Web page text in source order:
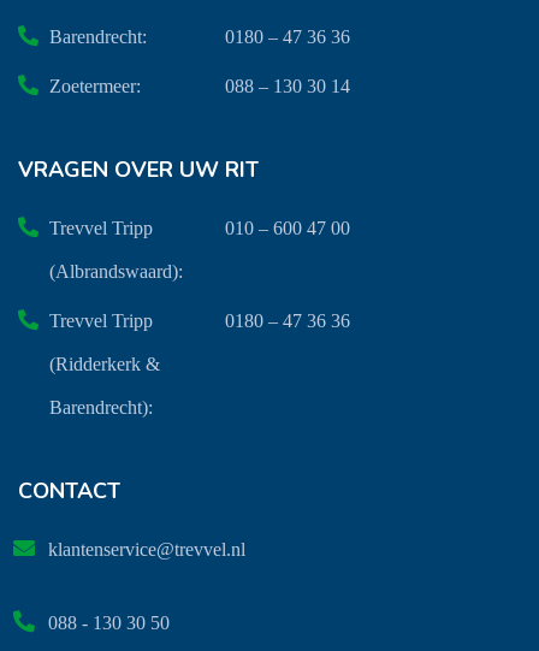
Barendrecht: 0180 – 47 36 36
Zoetermeer: 088 – 130 30 14
VRAGEN OVER UW RIT
Trevvel Tripp
(Albrandswaard):
010 – 600 47 00
Trevvel Tripp
(Ridderkerk &
Barendrecht):
0180 – 47 36 36
CONTACT
klantenservice@trevvel.nl
088 - 130 30 50